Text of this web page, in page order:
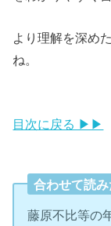
より理解を深め
ね。
目次に戻る ▶▶
合わせて読
藤原不比等の